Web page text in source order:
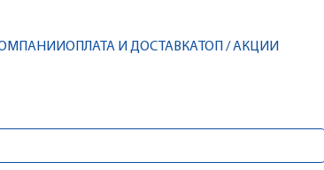
ОПЛАТА И ДОСТАВКАТОП / АКЦИИ